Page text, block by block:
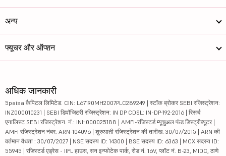
अन्य
फ्यूचर और ऑप्शन
अधिक जानकारी
5paisa कैपिटल लिमिटेड. CIN: L67190MH2007PLC289249 | स्टॉक ब्रोकर SEBI रजिस्ट्रेशन:
INZ000010231 | SEBI डिपॉजिटरी रजिस्ट्रेशन: IN DP CDSL: IN-DP-192-2016 | रिसर्च
एनालिस्ट SEBI रजिस्ट्रेशन. नं.: INH000025188 | AMFI-रजिस्टर्ड म्यूचुअल फंड डिस्ट्रीब्यूटर |
AMFI रजिस्ट्रेशन नंबर: ARN-104096 | शुरुआती रजिस्ट्रेशन की तारीख: 30/07/2015 | ARN की
वर्तमान वैधता : 30/07/2027 | NSE सदस्य ID: 14300 | BSE सदस्य ID: 6363 | MCX सदस्य ID:
55945 | रजिस्टर्ड एड्रेस - IIFL हाउस, सन इन्फोटेक पार्क, रोड नं. 16V, प्लॉट नं. B-23, MIDC, ठाणे